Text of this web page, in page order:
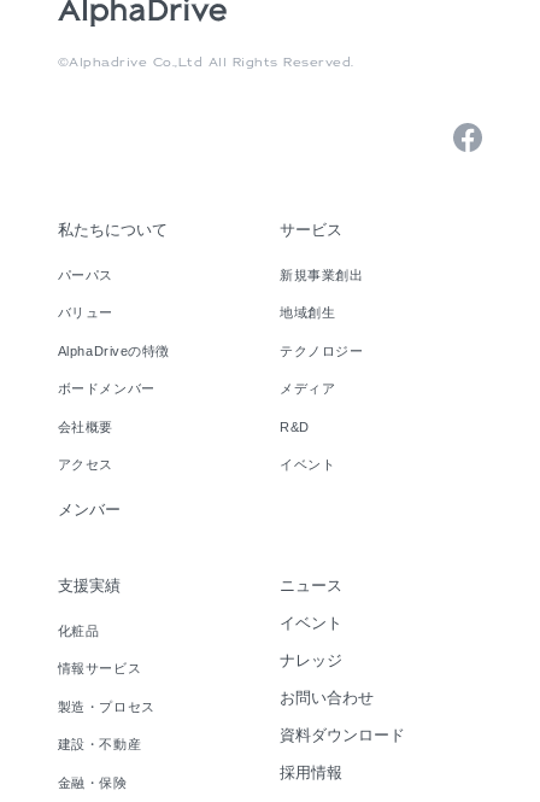
©Alphadrive Co.,Ltd All Rights Reserved.
私たちについて
パーパス
バリュー
AlphaDriveの特徴
ボードメンバー
会社概要
アクセス
メンバー
サービス
新規事業創出
地域創生
テクノロジー
メディア
R&D
イベント
支援実績
化粧品
情報サービス
製造・プロセス
建設・不動産
金融・保険
ニュース
イベント
ナレッジ
お問い合わせ
資料ダウンロード
採用情報